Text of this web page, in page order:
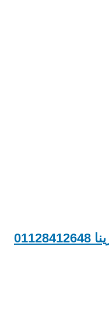
صيانة تكييفات كاريير في مارينا 01128412648